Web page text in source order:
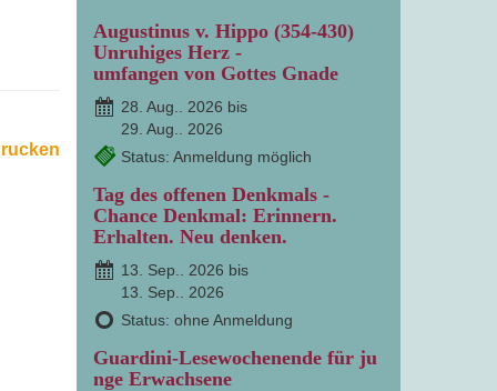
Augustinus v. Hippo (354-430)
Unruhiges Herz -
umfangen von Gottes Gnade
28. Aug.. 2026 bis
29. Aug.. 2026
Status: Anmeldung möglich
Tag des offenen Denkmals -
Chance Denkmal: Erinnern.
Erhalten. Neu denken.
13. Sep.. 2026 bis
13. Sep.. 2026
Status: ohne Anmeldung
Guardini-Lesewochenende für ju
nge Erwachsene